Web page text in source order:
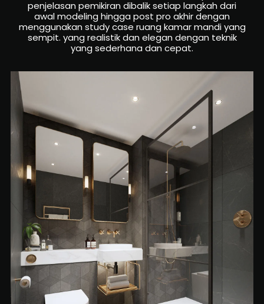
penjelasan pemikiran dibalik setiap langkah dari
awal modeling hingga post pro akhir dengan
menggunakan study case ruang kamar mandi yang
sempit. yang realistik dan elegan dengan teknik
yang sederhana dan cepat.